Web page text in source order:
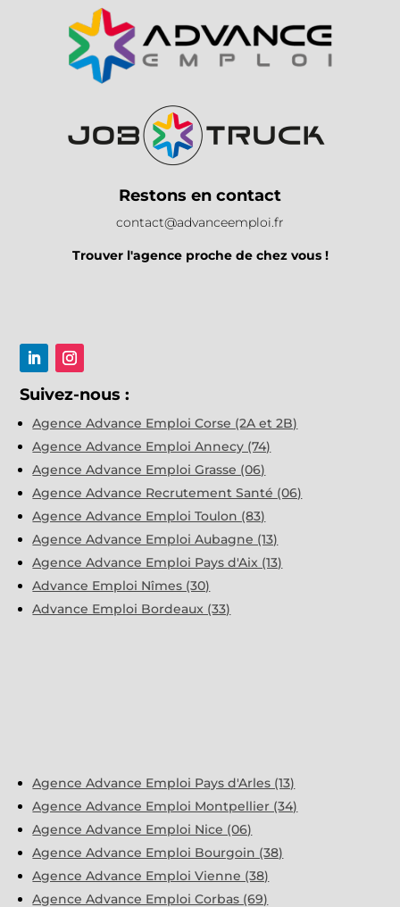
Restons en contact
contact@advanceemploi.fr
Trouver l'agence proche de chez vous !
Suivez-nous :
Agence Advance Emploi Corse (2A et 2B)
Agence Advance Emploi Annecy (74)
Agence Advance Emploi Grasse (06)
Agence Advance Recrutement Santé (06)
Agence Advance Emploi Toulon (83)
Agence Advance Emploi Aubagne (13)
Agence Advance Emploi Pays d'Aix (13)
Advance Emploi Nîmes (30)
Advance Emploi Bordeaux (33)
Agence Advance Emploi Pays d'Arles (13)
Agence Advance Emploi Montpellier (34)
Agence Advance Emploi Nice (06)
Agence Advance Emploi Bourgoin (38)
Agence Advance Emploi Vienne (38)
Agence Advance Emploi Corbas (69)